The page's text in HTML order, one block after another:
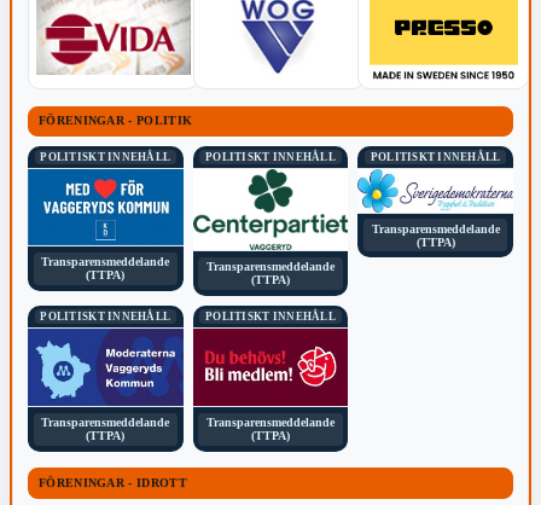
FÖRENINGAR - POLITIK
POLITISKT INNEHÅLL
Transparensmeddelande
(TTPA)
POLITISKT INNEHÅLL
Transparensmeddelande
(TTPA)
POLITISKT INNEHÅLL
Transparensmeddelande
(TTPA)
POLITISKT INNEHÅLL
Transparensmeddelande
(TTPA)
POLITISKT INNEHÅLL
Transparensmeddelande
(TTPA)
FÖRENINGAR - IDROTT